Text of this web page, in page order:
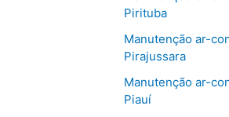
Pirituba
Manutenção ar-
Pirajussara
Manutenção ar-
Piauí